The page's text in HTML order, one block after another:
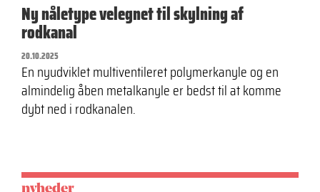
Ny nåletype velegnet til skylning af
rodkanal
20.10.2025
En nyudviklet multiventileret polymerkanyle og en
almindelig åben metalkanyle er bedst til at komme
dybt ned i rodkanalen.